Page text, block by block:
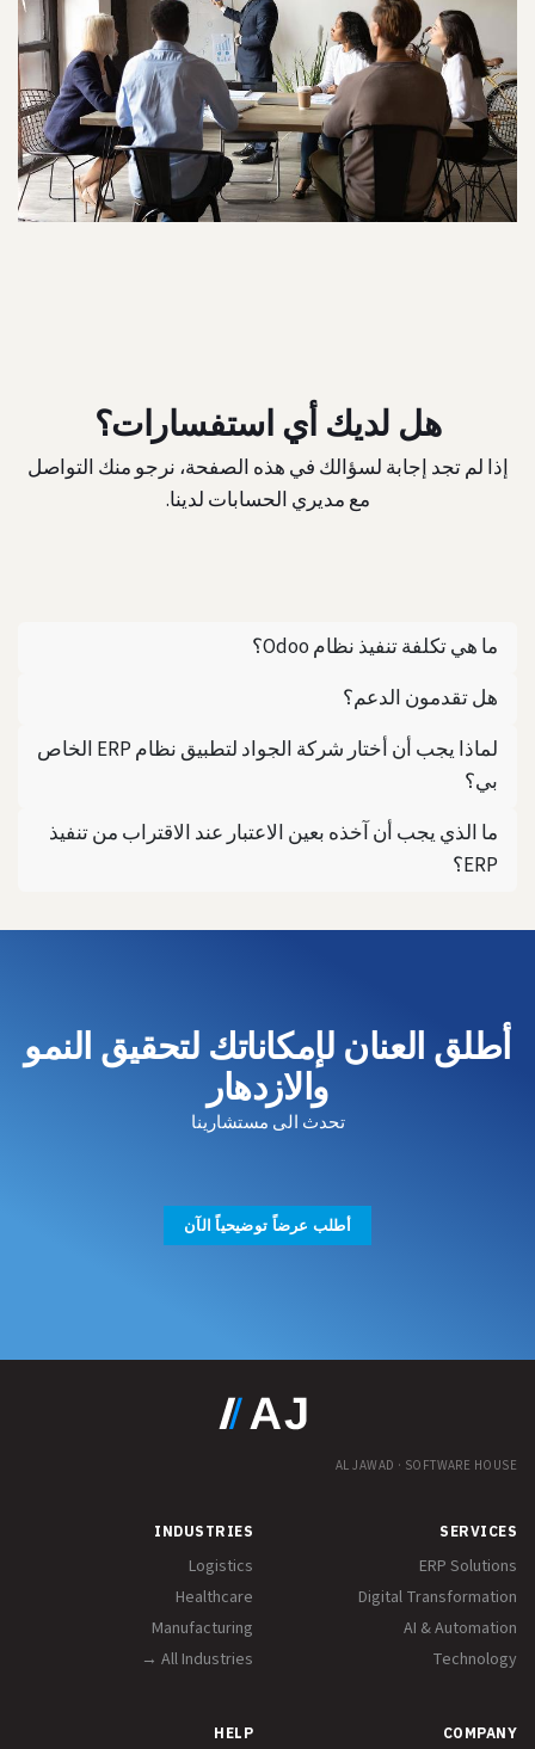
هل لديك أي استفسارات؟
إذا لم تجد إجابة لسؤالك في هذه الصفحة، نرجو منك التواصل
مع مديري الحسابات لدينا.
ما هي تكلفة تنفيذ نظام Odoo؟
هل تقدمون الدعم؟
لماذا يجب أن أختار شركة الجواد لتطبيق نظام ERP الخاص
بي؟
ما الذي يجب أن آخذه بعين الاعتبار عند الاقتراب من تنفيذ
ERP؟
أطلق العنان لإمكاناتك لتحقيق النمو
والازدهار
تحدث الى مستشارينا
أطلب عرضاً توضيحياً الآن
AL JAWAD · SOFTWARE HOUSE
SERVICES
ERP Solutions
Digital Transformation
AI & Automation
Technology
INDUSTRIES
Logistics
Healthcare
Manufacturing
All Industries →
COMPANY
HELP